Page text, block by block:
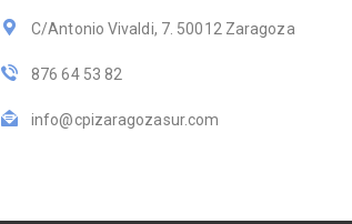
C/Antonio Vivaldi, 7. 50012 Zaragoza
876 64 53 82
info@cpizaragozasur.com